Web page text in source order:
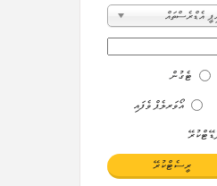
އެޑްރެސްތައް
ޓެގުން
އޯވަރލެޕް ވެފައި
ރީސެޓްކުރޭ